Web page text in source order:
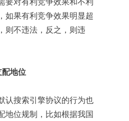
要对有利竞争效果和不利
如果有利竞争效果明显超
则不违法，反之，则违
地位
搜索引擎协议的行为也
地位规制，比如根据我国